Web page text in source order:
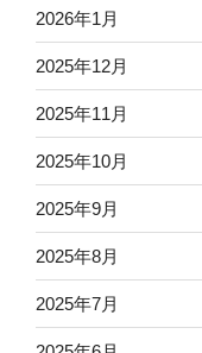
2026年1月
2025年12月
2025年11月
2025年10月
2025年9月
2025年8月
2025年7月